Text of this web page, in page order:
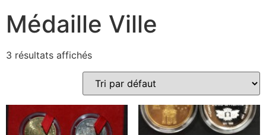
Médaille Ville
3 résultats affichés